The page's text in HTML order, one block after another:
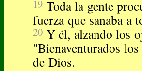
19 Toda la gente
fuerza que sanaba a
20 Y él, alzando los
"Bienaventurados
de Dios.